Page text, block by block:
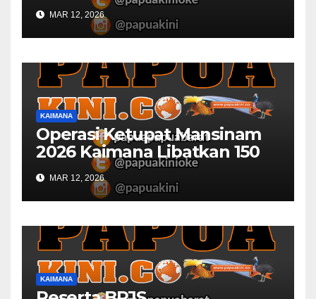
MAR 12, 2026
KAIMANA
Operasi Ketupat Mansinam
2026 Kaimana Libatkan 150
Personil Gabungan
MAR 12, 2026
KAIMANA